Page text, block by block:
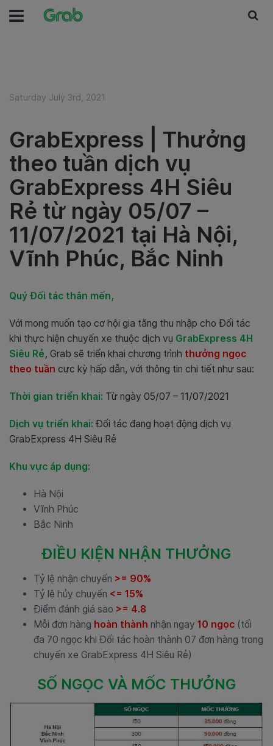
Saturday July 3rd, 2021
GrabExpress | Thưởng
theo tuần dịch vụ
GrabExpress 4H Siêu
Rẻ từ ngày 05/07 –
11/07/2021 tại Hà Nội,
Vĩnh Phúc, Bắc Ninh
Quý Đối tác thân mến,
Với mong muốn tạo cơ hội gia tăng thu nhập cho Đối tác
khi thực hiện chuyến xe thuộc dịch vụ GrabExpress 4H
Siêu Rẻ, Grab sẽ triển khai chương trình thưởng ngọc
theo tuần cực kỳ hấp dẫn, với thông tin chi tiết như sau:
Thời gian triển khai: Từ ngày 05/07 – 11/07/2021
Dịch vụ triển khai: Đối tác đang hoạt động dịch vụ
GrabExpress 4H Siêu Rẻ
Khu vực áp dụng:
Hà Nội
Vĩnh Phúc
Bắc Ninh
ĐIỀU KIỆN NHẬN THƯỞNG
Tỷ lệ nhận chuyến >= 90%
Tỷ lệ hủy chuyến <= 15%
Điểm đánh giá sao >= 4.8
Mỗi đơn hàng hoàn thành nhận ngay 10 ngọc (tối
đa 70 ngọc khi Đối tác hoàn thành 07 đơn hàng trong
chuyến xe GrabExpress 4H Siêu Rẻ)
SỐ NGỌC VÀ MỐC THƯỞNG